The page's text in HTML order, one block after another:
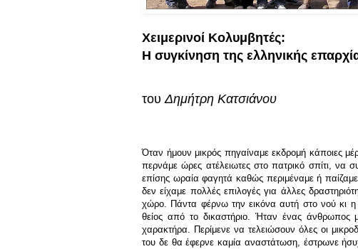
Χειμερινοί Κολυμβητές:
Η συγκίνηση της ελληνικής
τουΔημήτρη Κατσιάνου
Όταν ήμουν μικρός πηγαίναμε εκδρομή κάποιες
περνάμε ώρες ατέλειωτες στο πατρικό σπίτι, να
επίσης ωραία φαγητά καθώς περιμέναμε ή
δεν είχαμε πολλές επιλογές για άλλες
χώρο. Πάντα φέρνω την εικόνα αυτή στο νού κι η
θείος από το δικαστήριο. Ήταν ένας άνθρωπος
χαρακτήρα. Περίμενε να τελειώσουν όλες οι
του δε θα έφερνε καμία αναστάτωση, έστρωνε